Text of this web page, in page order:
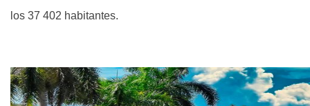
los 37 402 habitantes.